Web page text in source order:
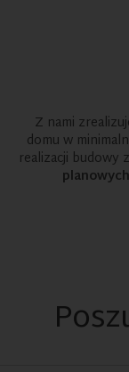
Z nami
domu w
realizacji budowy